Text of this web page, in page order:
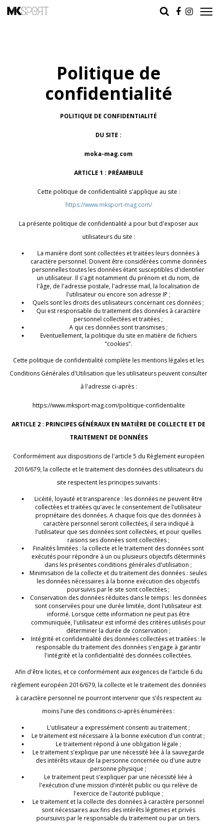
Politique de
confidentialité
POLITIQUE DE CONFIDENTIALITÉ
DU SITE :
moka-mag.com
ARTICLE 1 : PRÉAMBULE
Cette politique de confidentialité s'applique au site :
https://www.mksport-mag.com/
La présente politique de confidentialité a pour but d'exposer aux
utilisateurs du site :
La manière dont sont collectées et traitées leurs données à
caractère personnel. Doivent être considérées comme données
personnelles toutes les données étant susceptibles d'identifier
un utilisateur. Il s'agit notamment du prénom et du nom, de
l'âge, de l'adresse postale, l'adresse mail, la localisation de
l'utilisateur ou encore son adresse IP ;
Quels sont les droits des utilisateurs concernant ces données ;
Qui est responsable du traitement des données à caractère
personnel collectées et traitées ;
A qui ces données sont transmises ;
Eventuellement, la politique du site en matière de fichiers
"cookies".
Cette politique de confidentialité complète les mentions légales et les
Conditions Générales d'Utilisation que les utilisateurs peuvent consulter
à l'adresse ci-après :
https://www.mksport-mag.com/politique-confidentialite
ARTICLE 2 : PRINCIPES GÉNÉRAUX EN MATIÈRE DE COLLECTE ET DE
TRAITEMENT DE DONNÉES
Conformément aux dispositions de l'article 5 du Règlement européen
2016/679, la collecte et le traitement des données des utilisateurs du
site respectent les principes suivants :
Licéité, loyauté et transparence : les données ne peuvent être
collectées et traitées qu'avec le consentement de l'utilisateur
propriétaire des données. A chaque fois que des données à
caractère personnel seront collectées, il sera indiqué à
l'utilisateur que ses données sont collectées, et pour quelles
raisons ses données sont collectées ;
Finalités limitées : la collecte et le traitement des données sont
exécutés pour répondre à un ou plusieurs objectifs déterminés
dans les présentes conditions générales d'utilisation ;
Minimisation de la collecte et du traitement des données : seules
les données nécessaires à la bonne exécution des objectifs
poursuivis par le site sont collectées ;
Conservation des données réduites dans le temps : les données
sont conservées pour une durée limitée, dont l'utilisateur est
informé. Lorsque cette information ne peut pas être
communiquée, l'utilisateur est informé des critères utilisés pour
déterminer la durée de conservation ;
Intégrité et confidentialité des données collectées et traitées : le
responsable du traitement des données s'engage à garantir
l'intégrité et la confidentialité des données collectées.
Afin d'être licites, et ce conformément aux exigences de l'article 6 du
règlement européen 2016/679, la collecte et le traitement des données
à caractère personnel ne pourront intervenir que s'ils respectent au
moins l'une des conditions ci-après énumérées :
L'utilisateur a expressément consenti au traitement ;
Le traitement est nécessaire à la bonne exécution d'un contrat ;
Le traitement répond à une obligation légale ;
Le traitement s'explique par une nécessité liée à la sauvegarde
des intérêts vitaux de la personne concernée ou d'une autre
personne physique ;
Le traitement peut s'expliquer par une nécessité liée à
l'exécution d'une mission d'intérêt public ou qui relève de
l'exercice de l'autorité publique ;
Le traitement et la collecte des données à caractère personnel
sont nécessaires aux fins des intérêts légitimes et privés
poursuivis par le responsable du traitement ou par un tiers.